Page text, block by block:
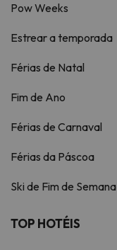
Pow Weeks
Estrear a temporada
Férias de Natal
Fim de Ano
Férias de Carnaval
Férias da Páscoa
Ski de Fim de Semana
TOP HOTÉIS